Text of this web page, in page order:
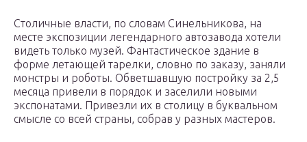
Столичные власти, по словам Синельникова, на
месте экспозиции легендарного автозавода хотели
видеть только музей. Фантастическое здание в
форме летающей тарелки, словно по заказу, заняли
монстры и роботы. Обветшавшую постройку за 2,5
месяца привели в порядок и заселили новыми
экспонатами. Привезли их в столицу в буквальном
смысле со всей страны, собрав у разных мастеров.